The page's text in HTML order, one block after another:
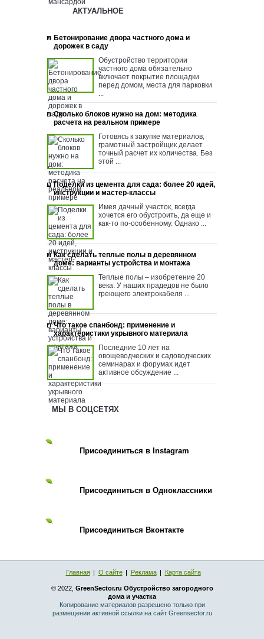
АКТУАЛЬНОЕ
Бетонирование двора частного дома и
дорожек в саду
Обустройство территории
частного дома обязательно
включает покрытие площадки
перед домом, места для парковки
...
Сколько блоков нужно на дом: методика
расчета на реальном примере
Готовясь к закупке материалов,
грамотный застройщик делает
точный расчет их количества. Без
этой ...
Поделки из цемента для сада: более 20 идей,
инструкции и мастер-классы
Имея дачный участок, всегда
хочется его обустроить, да еще и
как-то по-особенному. Однако ...
Как сделать теплые полы в деревянном
доме: варианты устройства и монтажа
Теплые полы – изобретение 20
века. У наших прадедов не было
греющего электрокабеля ...
Что такое спанбонд: применение и
характеристики укрывного материала
Последние 10 лет на
овощеводческих и садоводческих
семинарах и форумах идет
активное обсуждение ...
МЫ В СОЦСЕТЯХ
Присоединиться в Instagram
Присоединиться в Одноклассники
Присоединиться Вконтакте
Главная О сайте Реклама Карта сайта
© 2022, GreenSector.ru Обустройство загородного
дома и участка
Копирование материалов разрешено только при
размещении активной ссылки на сайт Greensector.ru